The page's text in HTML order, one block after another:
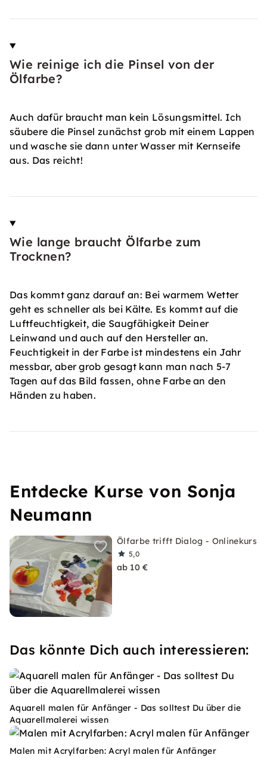
Wie reinige ich die Pinsel von der
Ölfarbe?
Auch dafür braucht man kein Lösungsmittel. Ich
säubere die Pinsel zunächst grob mit einem Lappen
und wasche sie dann unter Wasser mit Kernseife
aus. Das reicht!
Wie lange braucht Ölfarbe zum
Trocknen?
Das kommt ganz darauf an: Bei warmem Wetter
geht es schneller als bei Kälte. Es kommt auf die
Luftfeuchtigkeit, die Saugfähigkeit Deiner
Leinwand und auch auf den Hersteller an.
Feuchtigkeit in der Farbe ist mindestens ein Jahr
messbar, aber grob gesagt kann man nach 5-7
Tagen auf das Bild fassen, ohne Farbe an den
Händen zu haben.
Entdecke Kurse von Sonja
Neumann
Ölfarbe trifft Dialog - Onlinekurs
5,0
ab 10 €
Das könnte Dich auch interessieren:
Aquarell malen für Anfänger - Das solltest Du über die
Aquarellmalerei wissen
Malen mit Acrylfarben: Acryl malen für Anfänger